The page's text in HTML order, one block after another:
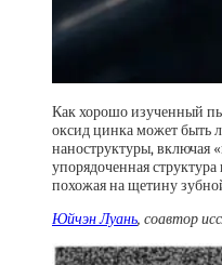
Как хорошо изученный
оксид цинка может быть
наноструктуры, включая
упорядоченная
похожая на щетину
Юйчэн Луань, соавтор